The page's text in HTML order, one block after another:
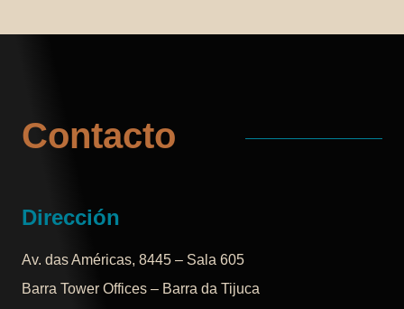
Contacto
Dirección
Av. das Américas, 8445 – Sala 605
Barra Tower Offices – Barra da Tijuca